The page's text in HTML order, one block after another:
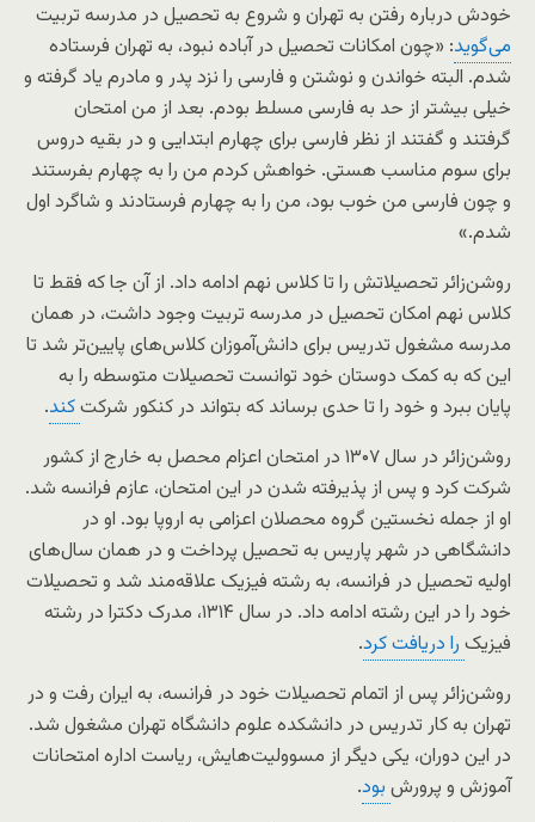
خودش درباره رفتن به تهران و شروع به تحصیل در مدرسه تربیت
می‌گوید: «چون امکانات تحصیل در آباده نبود، به تهران فرستاده
شدم. البته خواندن و نوشتن و فارسی را نزد پدر و مادرم یاد گرفته و
خیلی بیشتر از حد به فارسی مسلط بودم. بعد از من امتحان
گرفتند و گفتند از نظر فارسی برای چهارم ابتدایی و در بقیه دروس
برای سوم مناسب هستی. خواهش کردم من را به چهارم بفرستند
و چون فارسی من خوب بود، من را به چهارم فرستادند و شاگرد اول
شدم.»
روشن‌زائر تحصیلاتش را تا کلاس نهم ادامه داد. از آن جا که فقط تا
کلاس نهم امکان تحصیل در مدرسه تربیت وجود داشت، در همان
مدرسه مشغول تدریس برای دانش‌آموزان کلاس‌های پایین‌تر شد تا
این که به کمک دوستان خود توانست تحصیلات متوسطه را به
پایان ببرد و خود را تا حدی برساند که بتواند در کنکور شرکتکند.
روشن‌زائر در سال ۱۳۰۷ در امتحان اعزام محصل به خارج از کشور
شرکت کرد و پس از پذیرفته‌ شدن در این امتحان، عازم فرانسه شد.
او از جمله نخستین گروه محصلان اعزامی به اروپا بود. او در
دانشگاهی در شهر پاریس به تحصیل پرداخت و در همان سال‌های
اولیه تحصیل در فرانسه، به رشته فیزیک علاقه‌مند شد و تحصیلات
خود را در این رشته ادامه داد. در سال ۱۳۱۴، مدرک دکترا در رشته
فیزیک را دریافت کرد.
روشن‌زائر پس از اتمام تحصیلات خود در فرانسه، به ایران رفت و در
تهران به کار تدریس در دانشکده علوم دانشگاه تهران مشغول شد.
در این دوران، یکی دیگر از مسوولیت‌هایش، ریاست اداره امتحانات
آموزش و پرورش بود.